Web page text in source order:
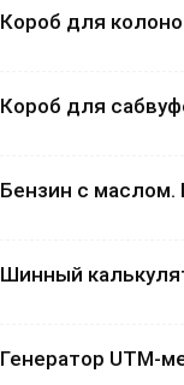
Короб для
Короб для
Бензин с маслом.
Шинный
Генератор UTM-